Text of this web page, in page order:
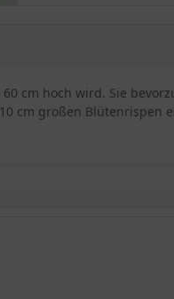
halbschattigen
feuchtem und
Prachtspiere ein
cm hoch wird. Sie
cm großen Blütenrispen